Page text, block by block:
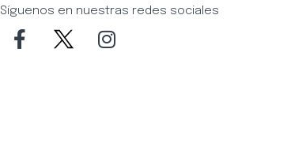
Síguenos en nuestras redes sociales